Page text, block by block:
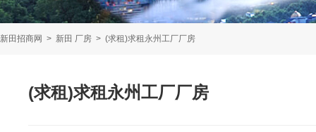
新田招商网 > 新田 厂房 > (求租)求租永州工厂厂房
(求租)求租永州工厂厂房